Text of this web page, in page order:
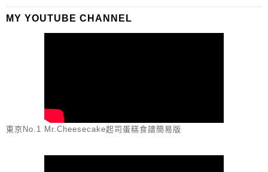
MY YOUTUBE CHANNEL
東京No.1 Mr.Cheesecake起司蛋糕食譜簡易版